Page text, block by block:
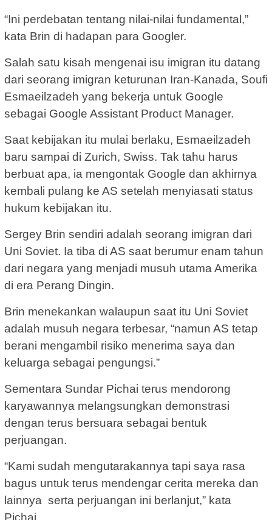
“Ini perdebatan tentang nilai-nilai fundamental,”
kata Brin di hadapan para Googler.
Salah satu kisah mengenai isu imigran itu datang
dari seorang imigran keturunan Iran-Kanada, Soufi
Esmaeilzadeh yang bekerja untuk Google
sebagai Google Assistant Product Manager.
Saat kebijakan itu mulai berlaku, Esmaeilzadeh
baru sampai di Zurich, Swiss. Tak tahu harus
berbuat apa, ia mengontak Google dan akhirnya
kembali pulang ke AS setelah menyiasati status
hukum kebijakan itu.
Sergey Brin sendiri adalah seorang imigran dari
Uni Soviet. Ia tiba di AS saat berumur enam tahun
dari negara yang menjadi musuh utama Amerika
di era Perang Dingin.
Brin menekankan walaupun saat itu Uni Soviet
adalah musuh negara terbesar, “namun AS tetap
berani mengambil risiko menerima saya dan
keluarga sebagai pengungsi.”
Sementara Sundar Pichai terus mendorong
karyawannya melangsungkan demonstrasi
dengan terus bersuara sebagai bentuk
perjuangan.
“Kami sudah mengutarakannya tapi saya rasa
bagus untuk terus mendengar cerita mereka dan
lainnya serta perjuangan ini berlanjut,” kata
Pichai.